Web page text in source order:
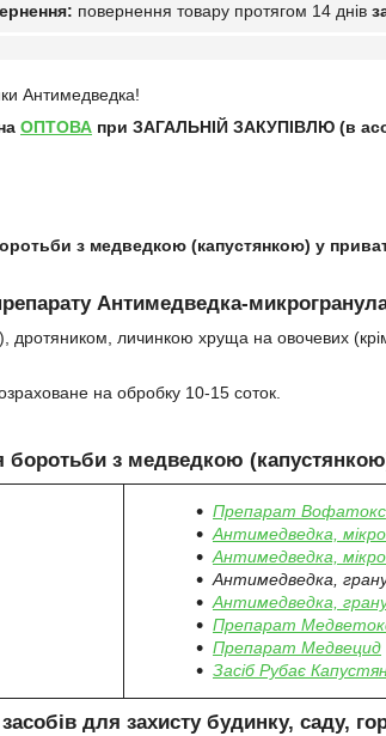
повернення товару протягом 14 днів
Антимедведка!
ОПТОВА при ЗАГАЛЬНІЙ ЗАКУПІВЛЮ (в
з медведкою (капустянкою) у
Антимедведка-
личинкою хруща на овочевих (крім
на обробку 10-15 соток.
боротьби з медведкою
Препарат Вофатокс
Антимедведка,
Антимедведка,
Антимедведка,
Антимедведка,
Препарат
Препарат Медвецид
Засіб Рубає
для захисту будинку, саду,